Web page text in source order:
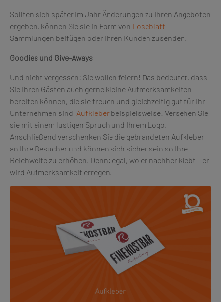
Sollten sich später im Jahr Änderungen zu Ihren Angeboten
ergeben, können Sie sie in Form von Loseblatt-
Sammlungen beifügen oder Ihren Kunden zusenden.
Goodies und Give-Aways
Und nicht vergessen: Sie wollen feiern! Das bedeutet, dass
Sie Ihren Gästen auch gerne kleine Aufmerksamkeiten
bereiten können, die sie freuen und gleichzeitig gut für Ihr
Unternehmen sind. Aufkleber beispielsweise! Versehen Sie
sie mit einem lustigen Spruch und Ihrem Logo.
Anschließend verschenken Sie die gebrandeten Aufkleber
an Ihre Besucher und können sich sicher sein so Ihre
Reichweite zu erhöhen. Denn: egal, wo er nachher klebt – er
wird Aufmerksamkeit erregen.